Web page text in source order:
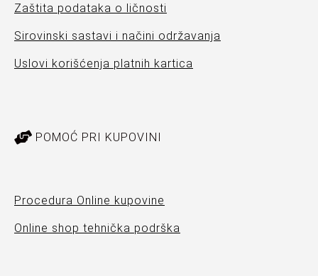
Zaštita podataka o ličnosti
Sirovinski sastavi i načini održavanja
Uslovi korišćenja platnih kartica
POMOĆ PRI KUPOVINI
Procedura Online kupovine
Online shop tehnička podrška